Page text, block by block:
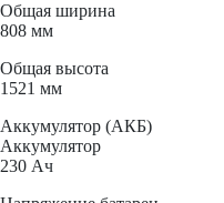
Общая ширина
808 мм
Общая высота
1521 мм
Аккумулятор (АКБ)
Аккумулятор
230 Ач